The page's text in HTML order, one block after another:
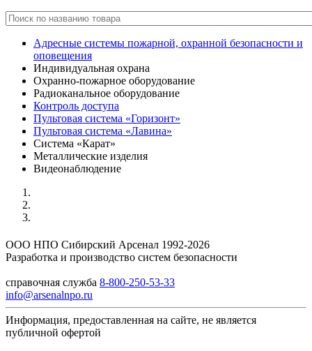
Адресные системы пожарной, охранной безопасности и
оповещения
Индивидуальная охрана
Охранно-пожарное оборудование
Радиоканальное оборудование
Контроль доступа
Пультовая система «Горизонт»
Пультовая система «Лавина»
Система «Карат»
Металлические изделия
Видеонаблюдение
ООО НПО Сибирский Арсенал 1992-2026
Разработка и производство систем безопасности
справочная служба 8-800-250-53-33
info@arsenalnpo.ru
Информация, предоставленная на сайте, не является
публичной офертой